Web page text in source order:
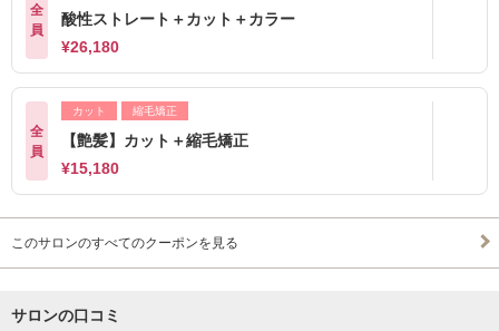
全
員
酸性ストレート＋カット＋カラー
¥26,180
全
員
カット 縮毛矯正
【艶髪】カット＋縮毛矯正
¥15,180
このサロンのすべてのクーポンを見る
サロンの口コミ